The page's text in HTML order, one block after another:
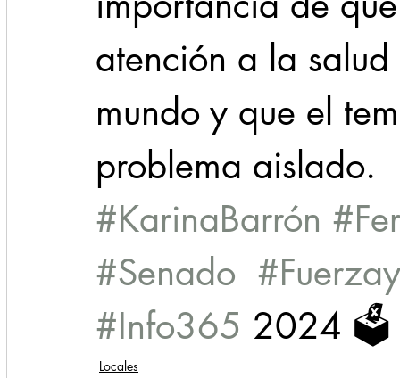
atención a la
mundo y que el
problema aislado.
#KarinaBarrón
#Senado
#Info365 2024 🗳️
Locales